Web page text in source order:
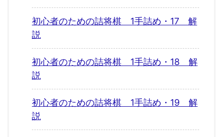
初心者のための詰将棋 1手詰め・17 解
説
初心者のための詰将棋 1手詰め・18 解
説
初心者のための詰将棋 1手詰め・19 解
説